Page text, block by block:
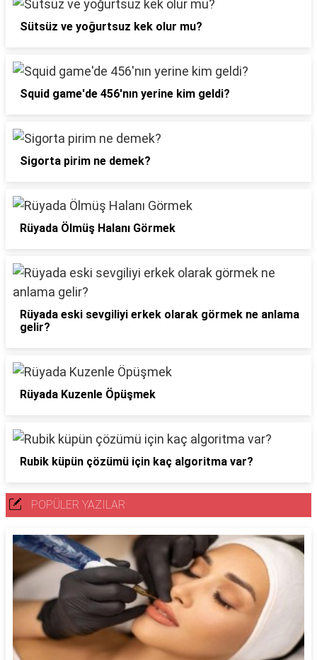
Sütsüz ve yoğurtsuz kek olur mu?
Squid game'de 456'nın yerine kim geldi?
Sigorta pirim ne demek?
Rüyada Ölmüş Halanı Görmek
Rüyada eski sevgiliyi erkek olarak görmek ne anlama
gelir?
Rüyada Kuzenle Öpüşmek
Rubik küpün çözümü için kaç algoritma var?
POPÜLER YAZILAR